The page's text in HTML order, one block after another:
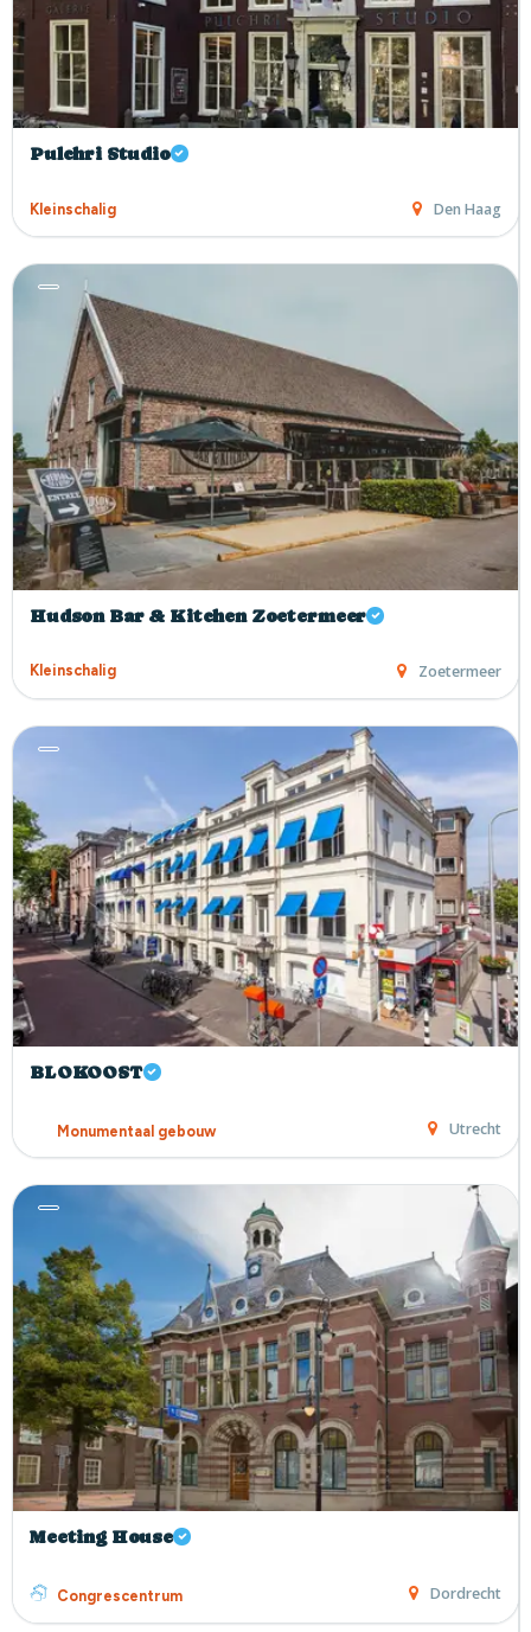
Pulchri Studio
Kleinschalig Den Haag
Hudson Bar & Kitchen Zoetermeer
Kleinschalig Zoetermeer
BLOKOOST
Monumentaal gebouw Utrecht
Meeting House
Congrescentrum Dordrecht